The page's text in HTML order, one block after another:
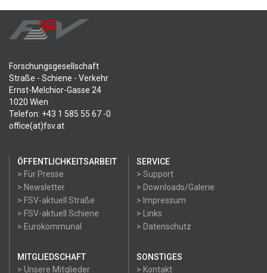
Forschungsgesellschaft
Straße - Schiene - Verkehr
Ernst-Melchior-Gasse 24
1020 Wien
Telefon: +43 1 585 55 67 -0
office(at)fsv.at
ÖFFENTLICHKEITSARBEIT
> Für Presse
> Newsletter
> FSV-aktuell Straße
> FSV-aktuell Schiene
> Eurokommunal
SERVICE
> Support
> Downloads/Galerie
> Impressum
> Links
> Datenschutz
MITGLIEDSCHAFT
> Unsere Mitglieder
SONSTIGES
> Kontakt